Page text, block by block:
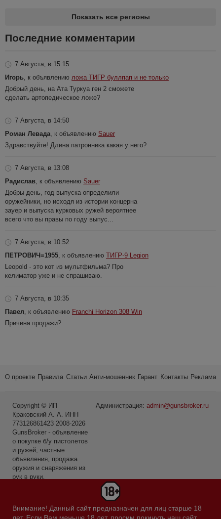
Показать все регионы
Последние комментарии
7 Августа, в 15:15
Игорь, к объявлению ложа ТИГР буллпап и не только
Добрый день, на Ата Туркуа ген 2 сможете
сделать артопедическое ложе?
7 Августа, в 14:50
Роман Левада, к объявлению Sauer
Здравствуйте! Длина патронника какая у него?
7 Августа, в 13:08
Радислав, к объявлению Sauer
Добры день, год выпуска определили
оружейники, но исходя из истории концерна
зауер и выпуска курковых ружей вероятнее
всего что вы правы по году выпус...
7 Августа, в 10:52
ПЕТРОВИЧ=1955, к объявлению ТИГР-9 Legion
Leopold - это кот из мультфильма? Про
келиматор уже и не спрашиваю.
7 Августа, в 10:35
Павел, к объявлению Franchi Horizon 308 Win
Причина продажи?
Внимание! Данный сайт предназначен для лиц старше 18
О проекте Правила Статьи Анти-мошенник Гарант Контакты Реклама
Администрация: admin@gunsbroker.ru
Copyright © ИП
Краковский А. А. ИНН
773126861423 2008-2026
GunsBroker - объявление
о покупке б/у пистолетов
и ружей, частные
объявления, продажа
оружия и снаряжения из
рук в руки.
и рыбалка по данным